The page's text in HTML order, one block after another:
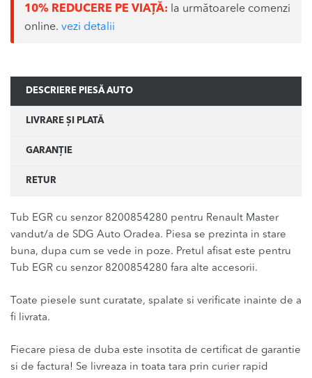
10% REDUCERE PE VIAȚĂ: la următoarele comenzi
online. vezi detalii
DESCRIERE PIESĂ AUTO
LIVRARE ȘI PLATĂ
GARANȚIE
RETUR
Tub EGR cu senzor 8200854280 pentru Renault Master
vandut/a de SDG Auto Oradea. Piesa se prezinta in stare
buna, dupa cum se vede in poze. Pretul afisat este pentru
Tub EGR cu senzor 8200854280 fara alte accesorii.
Toate piesele sunt curatate, spalate si verificate inainte de a
fi livrata.
Fiecare piesa de duba este insotita de certificat de garantie
si de factura! Se livreaza in toata tara prin curier rapid